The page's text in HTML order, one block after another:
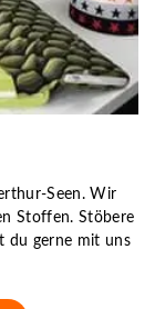
Seen. Wir
Stoffen. Stöbere
du gerne mit uns